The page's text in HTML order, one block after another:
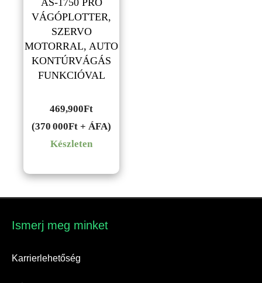
AS-1750 PRO
VÁGÓPLOTTER,
SZERVO
MOTORRAL, AUTO
KONTÚRVÁGÁS
FUNKCIÓVAL
469,900Ft
(370 000Ft + ÁFA)
Készleten
Ismerj meg minket​
Karrierlehetőség